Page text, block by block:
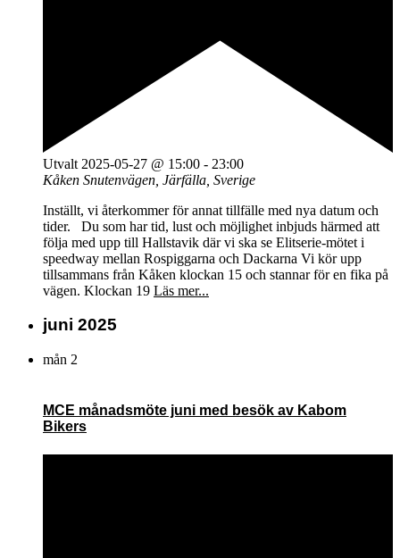
Utvalt 2025-05-27 @ 15:00 - 23:00
Kåken Snutenvägen, Järfälla, Sverige
Inställt, vi återkommer för annat tillfälle med nya datum och
tider. Du som har tid, lust och möjlighet inbjuds härmed att
följa med upp till Hallstavik där vi ska se Elitserie-mötet i
speedway mellan Rospiggarna och Dackarna Vi kör upp
tillsammans från Kåken klockan 15 och stannar för en fika på
vägen. Klockan 19 Läs mer...
juni 2025
mån 2
MCE månadsmöte juni med besök av Kabom
Bikers